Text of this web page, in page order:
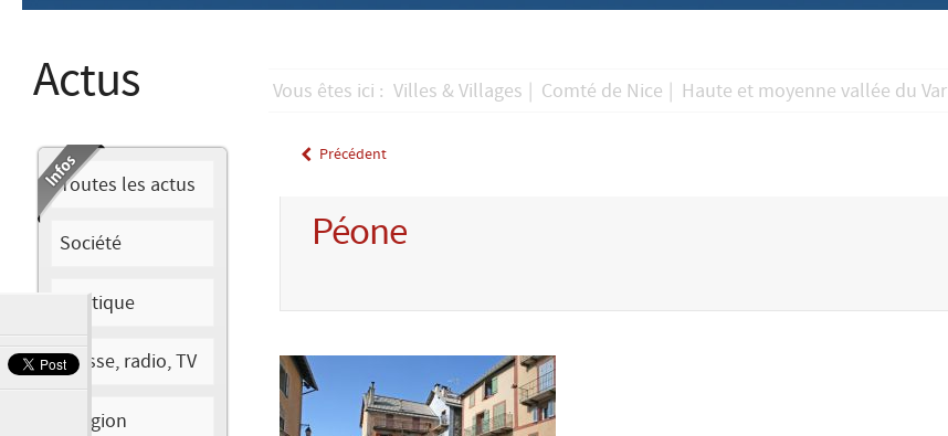
Actus
Toutes les actus
Société
Politique
Presse, radio, TV
Religion
Vous êtes ici : Villes & Villages Comté de Nice Haute et moyenne vallée du Var
Précédent
Péone